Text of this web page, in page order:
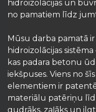
hidroizolācijas un
no pamatiem līdz
Mūsu darba pamatā
hidroizolācijas
kas padara betonu
iekšpuses. Viens no
elementiem ir
materiālu patēriņu
gudrāks, zaļāks un